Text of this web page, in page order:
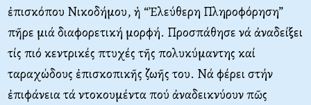
ἐπισκόπου Νικοδήμου, ἡ “Ἐλεύθερη Πληροφόρηση”
πῆρε μιά διαφορετική μορφή. Προσπάθησε νά ἀναδείξει
τίς πιό κεντρικές πτυχές τῆς πολυκύμαντης καί
ταραχώδους ἐπισκοπικῆς ζωῆς του. Νά φέρει στήν
ἐπιφάνεια τά ντοκουμέντα πού ἀναδεικνύουν πῶς